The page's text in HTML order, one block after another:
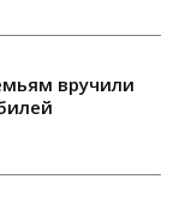
вручили